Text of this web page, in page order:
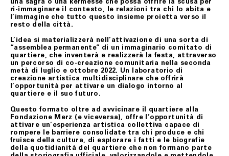
ri-immaginare il contesto, le relazioni tra chi lo abita e
l’immagine che tutto questo insieme proietta verso il
resto della città.
L’idea si materializzerà nell’attivazione di una sorta di
“assemblea permanente” di un immaginario comitato di
quartiere, che inventerà e realizzerà la festa, attraverso
un percorso di co-creazione comunitaria nella seconda
metà di luglio e ottobre 2022. Un laboratorio di
creazione artistica multidisciplinare che offrirà
l’opportunità per attivare un dialogo intorno al
quartiere e il suo futuro.
Questo formato oltre ad avvicinare il quartiere alla
Fondazione Merz (e viceversa), offre l’opportunità di
attivare un’esperienza artistica collettiva capace di
rompere le barriere consolidate tra chi produce e chi
fruisce della cultura, di esplorare i fatti e le biografie
della quotidianità del quartiere che non formano parte